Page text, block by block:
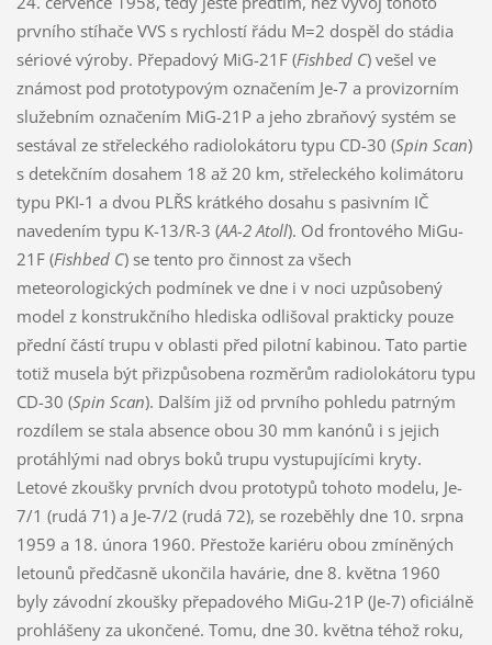
prvního stíhače VVS s rychlostí řádu M=2 dospěl do stádia
sériové výroby. Přepadový MiG-21F (Fishbed C) vešel ve
známost pod prototypovým označením Je-7 a provizorním
služebním označením MiG-21P a jeho zbraňový systém se
sestával ze střeleckého radiolokátoru typu CD-30 (Spin Scan)
s detekčním dosahem 18 až 20 km, střeleckého kolimátoru
typu PKI-1 a dvou PLŘS krátkého dosahu s pasivním IČ
navedením typu K-13/R-3 (AA-2 Atoll). Od frontového MiGu-
21F (Fishbed C) se tento pro činnost za všech
meteorologických podmínek ve dne i v noci uzpůsobený
model z konstrukčního hlediska odlišoval prakticky pouze
přední částí trupu v oblasti před pilotní kabinou. Tato partie
totiž musela být přizpůsobena rozměrům radiolokátoru typu
CD-30 (Spin Scan). Dalším již od prvního pohledu patrným
rozdílem se stala absence obou 30 mm kanónů i s jejich
protáhlými nad obrys boků trupu vystupujícími kryty.
Letové zkoušky prvních dvou prototypů tohoto modelu, Je-
7/1 (rudá 71) a Je-7/2 (rudá 72), se rozeběhly dne 10. srpna
1959 a 18. února 1960. Přestože kariéru obou zmíněných
letounů předčasně ukončila havárie, dne 8. května 1960
byly závodní zkoušky přepadového MiGu-21P (Je-7) oficiálně
prohlášeny za ukončené. Tomu, dne 30. května téhož roku,